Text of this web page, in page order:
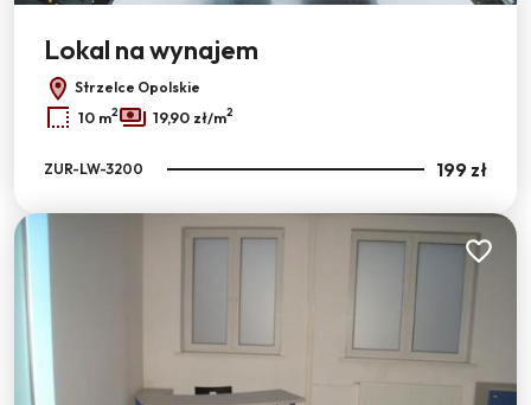
Lokal na wynajem
Strzelce Opolskie
10 m2 19,90 zł/m2
ZUR-LW-3200 199 zł
Dodaj